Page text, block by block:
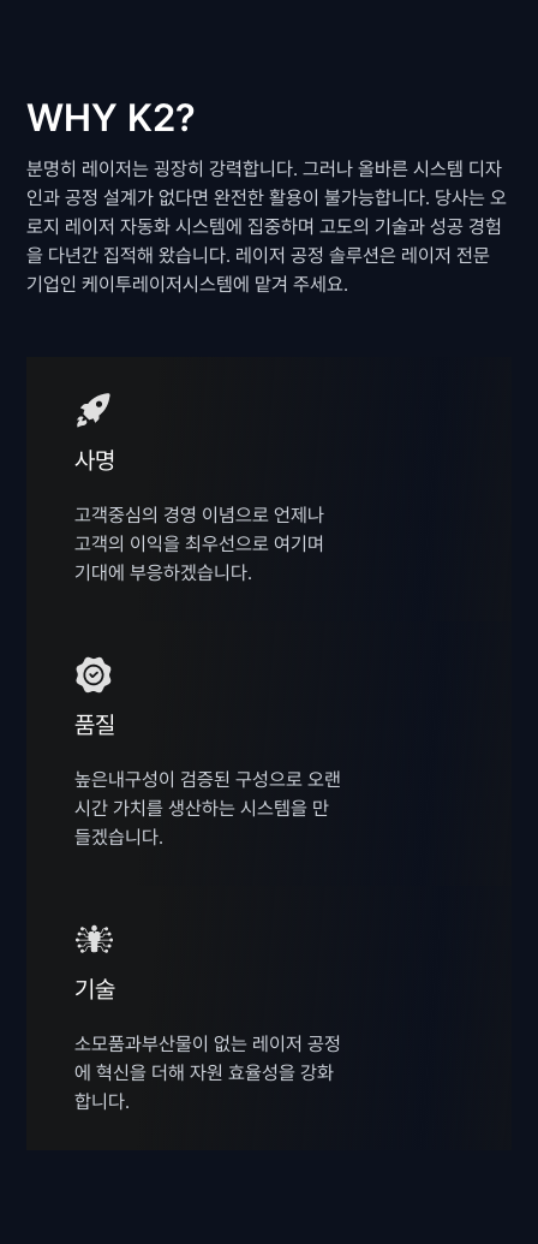
WHY K2?
분명히 레이저는 굉장히 강력합니다. 그러나 올바른 시스템 디자
인과 공정 설계가 없다면 완전한 활용이 불가능합니다. 당사는 오
로지 레이저 자동화 시스템에 집중하며 고도의 기술과 성공 경험
을 다년간 집적해 왔습니다. 레이저 공정 솔루션은 레이저 전문
기업인 케이투레이저시스템에 맡겨 주세요.
사명
고객중심의 경영 이념으로 언제나
고객의 이익을 최우선으로 여기며
기대에 부응하겠습니다.
품질
높은내구성이 검증된 구성으로 오랜
시간 가치를 생산하는 시스템을 만
들겠습니다.
기술
소모품과부산물이 없는 레이저 공정
에 혁신을 더해 자원 효율성을 강화
합니다.